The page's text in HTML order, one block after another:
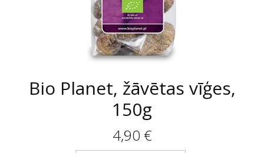
Bio Planet, žāvētas vīģes,
150g
4,90 €